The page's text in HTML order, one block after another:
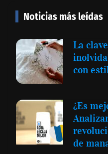
Noticias más leídas
La
con
¿Es
de